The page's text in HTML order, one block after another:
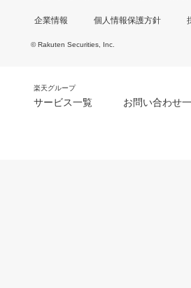
企業情報 個人情報保護方針
© Rakuten Securities, Inc.
楽天グループ
サービス一覧 お問い合わせ